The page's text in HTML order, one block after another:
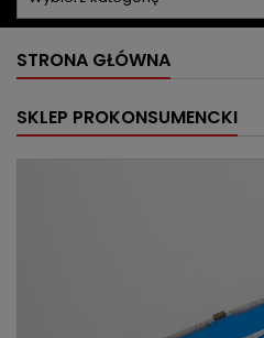
STRONA GŁÓWNA
SKLEP PROKONSUMENCKI